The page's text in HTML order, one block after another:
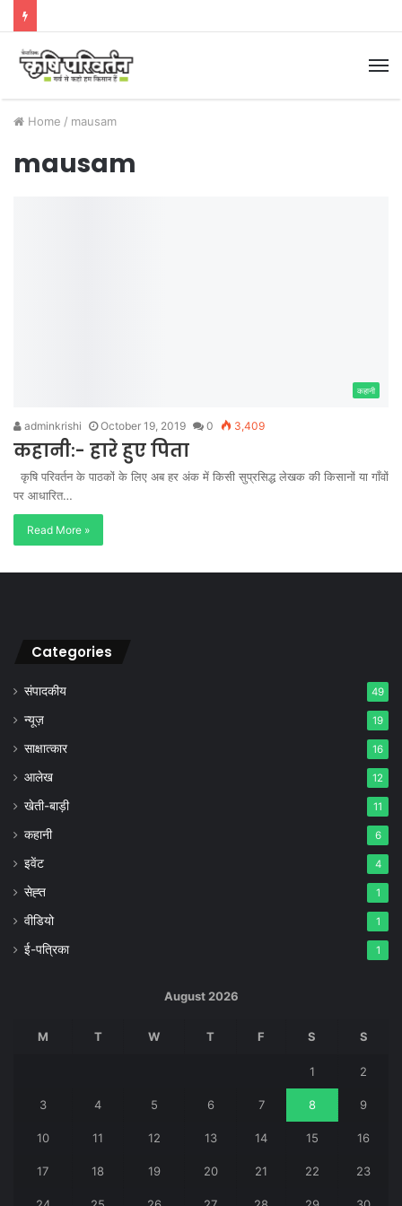
Home / mausam
mausam
कहानी
adminkrishi October 19, 2019 0 3,409
कहानी:- हारे हुए पिता
कृषि परिवर्तन के पाठकों के लिए अब हर अंक में किसी सुप्रसिद्ध लेखक की किसानों या गाँवों
पर आधारित…
Read More »
Categories
संपादकीय 49
न्यूज़ 19
साक्षात्कार 16
आलेख 12
खेती-बाड़ी 11
कहानी 6
इवेंट 4
सेह्त 1
वीडियो 1
ई-पत्रिका 1
August 2026
M T W T F S S
1 2
3 4 5 6 7 8 9
10 11 12 13 14 15 16
17 18 19 20 21 22 23